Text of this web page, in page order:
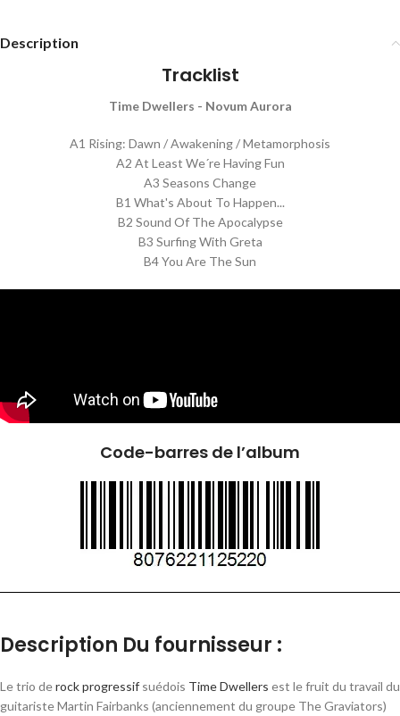
Description
Tracklist
Time Dwellers - Novum Aurora
A1 Rising: Dawn / Awakening / Metamorphosis
A2 At Least We´re Having Fun
A3 Seasons Change
B1 What's About To Happen...
B2 Sound Of The Apocalypse
B3 Surfing With Greta
B4 You Are The Sun
Code-barres de l’album
Description Du fournisseur :
Le trio derock progressif suédois Time Dwellers est le fruit du travail du
guitariste Martin Fairbanks (anciennement du groupe The Graviators)